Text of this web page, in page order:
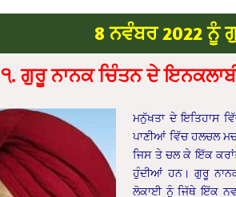
8 ਨਵੰਬਰ 2022 ਨੂੰ
੧. ਗੁਰੂ ਨਾਨਕ ਚਿੰਤਨ ਦੇ
ਮਨੁੱਖਤਾ ਦੇ ਇਤਿਹਾਸ
ਪਾਣੀਆਂ ਵਿੱਚ ਹਲਚਲ
ਜਿਸ ਤੇ ਚਲ ਕੇ ਇੱਕ
ਹੁੰਦੀਆਂ ਹਨ। ਗੁਰੂ
ਲੋਕਾਈ ਨੂੰ ਜਿੱਥੇ ਇੱਕ